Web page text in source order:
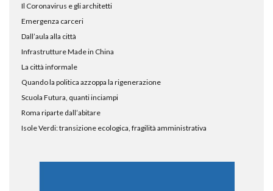
Il Coronavirus e gli architetti
Emergenza carceri
Dall’aula alla città
Infrastrutture Made in China
La città informale
Quando la politica azzoppa la rigenerazione
Scuola Futura, quanti inciampi
Roma riparte dall’abitare
Isole Verdi: transizione ecologica, fragilità amministrativa